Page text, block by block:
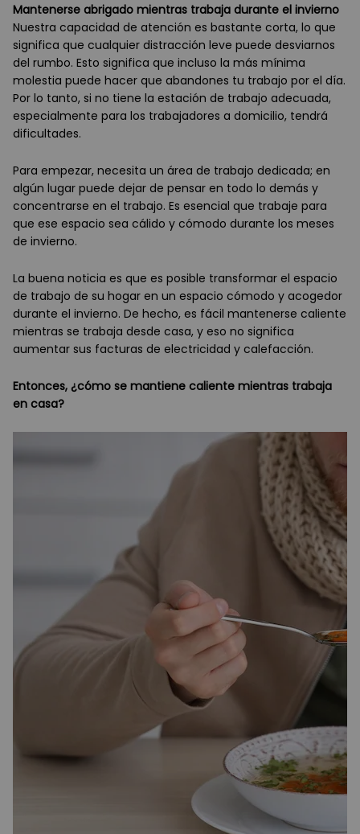
Mantenerse abrigado mientras trabaja durante el invierno
Nuestra capacidad de atención es bastante corta, lo que
significa que cualquier distracción leve puede desviarnos
del rumbo. Esto significa que incluso la más mínima
molestia puede hacer que abandones tu trabajo por el día.
Por lo tanto, si no tiene la estación de trabajo adecuada,
especialmente para los trabajadores a domicilio, tendrá
dificultades.
Para empezar, necesita un área de trabajo dedicada; en
algún lugar puede dejar de pensar en todo lo demás y
concentrarse en el trabajo. Es esencial que trabaje para
que ese espacio sea cálido y cómodo durante los meses
de invierno.
La buena noticia es que es posible transformar el espacio
de trabajo de su hogar en un espacio cómodo y acogedor
durante el invierno. De hecho, es fácil mantenerse caliente
mientras se trabaja desde casa, y eso no significa
aumentar sus facturas de electricidad y calefacción.
Entonces, ¿cómo se mantiene caliente mientras trabaja
en casa?